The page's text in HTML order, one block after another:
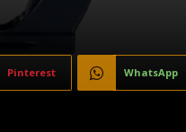
Pinterest WhatsApp